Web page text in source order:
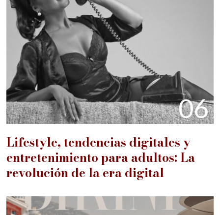
06
Lifestyle, tendencias digitales y
entretenimiento para adultos: La
revolución de la era digital